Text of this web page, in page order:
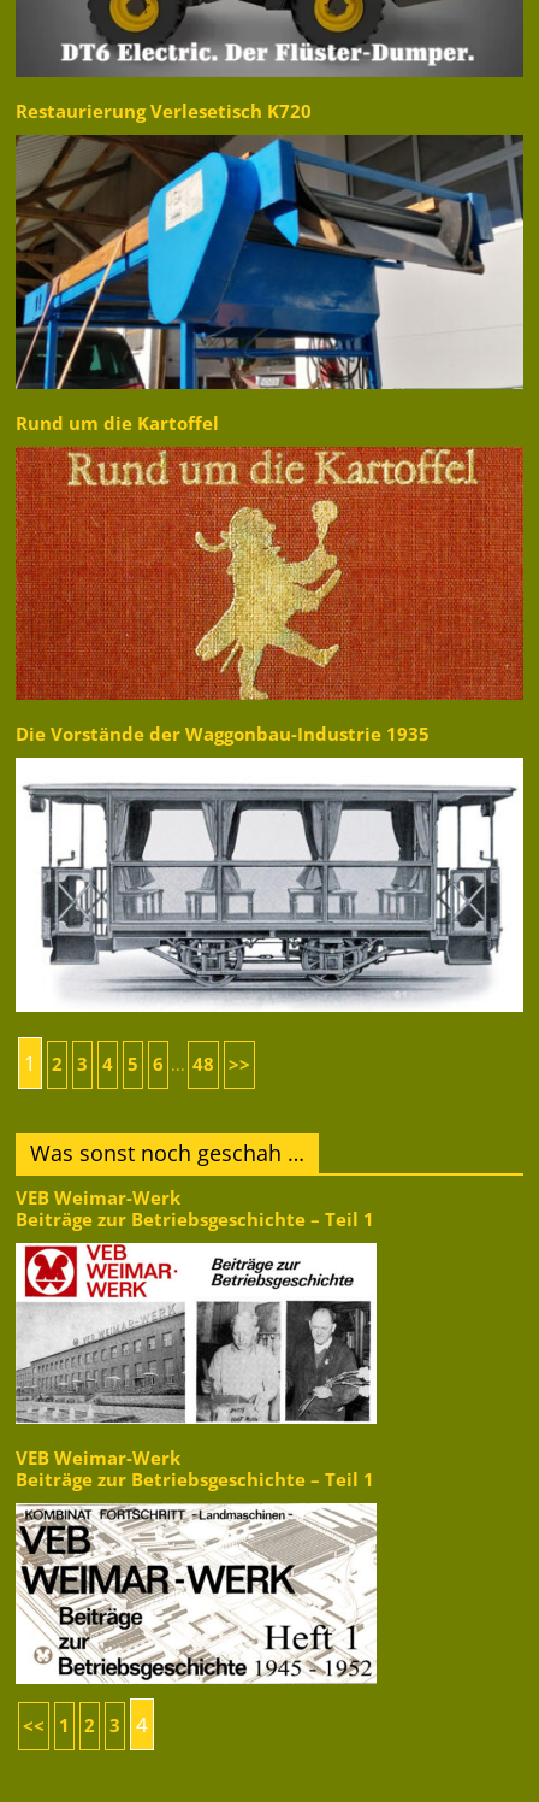
Restaurierung Verlesetisch K720
Rund um die Kartoffel
Die Vorstände der Waggonbau-Industrie 1935
1 2 3 4 5 6 ... 48 >>
Was sonst noch geschah …
VEB Weimar-Werk
Beiträge zur Betriebsgeschichte – Teil 1
VEB Weimar-Werk
Beiträge zur Betriebsgeschichte – Teil 1
<< 1 2 3 4